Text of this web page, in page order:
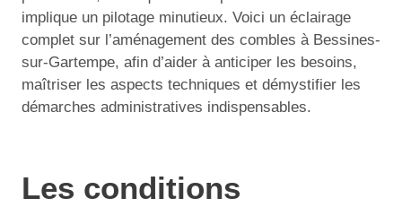
implique un pilotage minutieux. Voici un éclairage
complet sur l’aménagement des combles à Bessines-
sur-Gartempe, afin d’aider à anticiper les besoins,
maîtriser les aspects techniques et démystifier les
démarches administratives indispensables.
Les conditions